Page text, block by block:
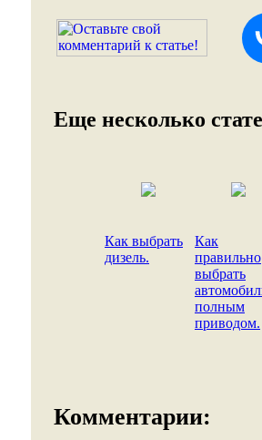
Еще несколько
Как выбрать
дизель.
Как
правильно
выбрать
полным
приводом.
Комментарии: